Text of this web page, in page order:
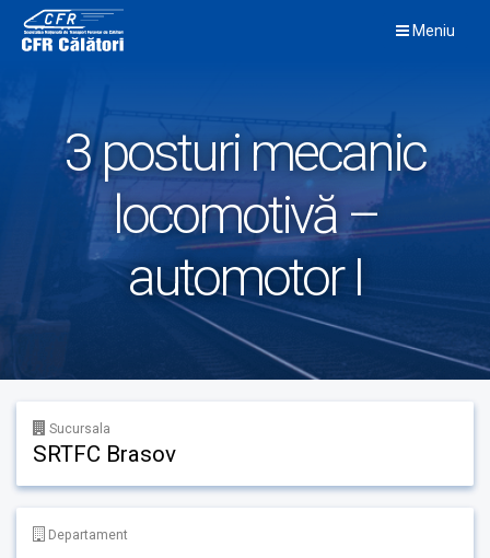
content
Meniu
3 posturi mecanic
locomotivă –
automotor I
Sucursala
SRTFC Brasov
Departament